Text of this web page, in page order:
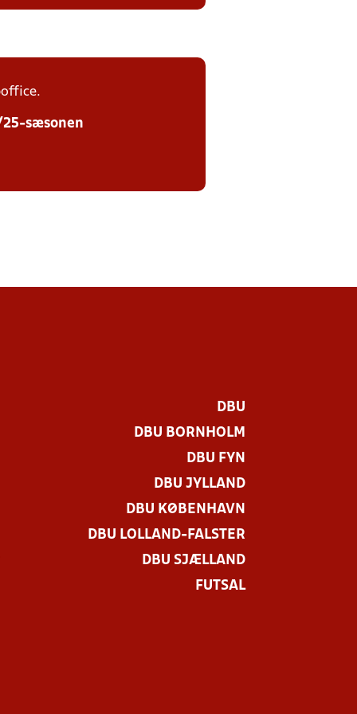
sæsonen
DBU
DBU BORNHOLM
DBU FYN
DBU JYLLAND
DBU KØBENHAVN
DBU LOLLAND-FALSTER
DBU SJÆLLAND
FUTSAL